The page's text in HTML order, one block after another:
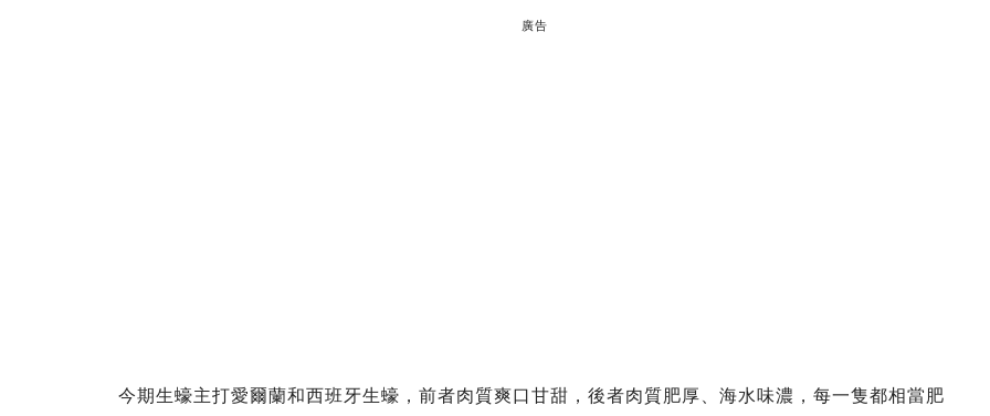
廣告
今期生蠔主打愛爾蘭和西班牙生蠔，前者肉質爽口甘甜，後者肉質肥厚、海水味濃，每一隻都相當肥